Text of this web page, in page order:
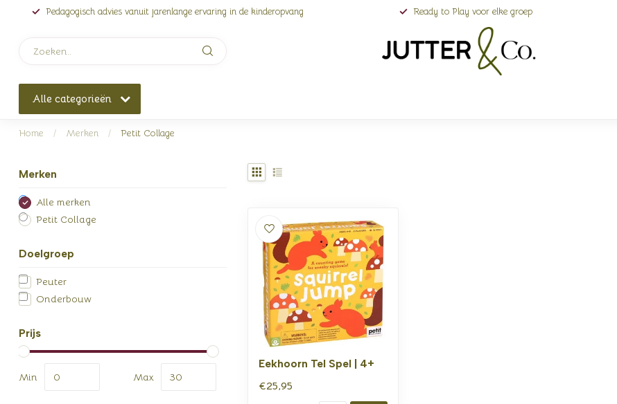
Pedagogisch advies vanuit jarenlange ervaring in de kinderopvang Ready to Play voor elke groep
Alle categorieën
Home / Merken / Petit Collage
Merken
Alle merken
Petit Collage
Doelgroep
Peuter
Onderbouw
Prijs
Min Max
Eekhoorn Tel Spel | 4+
€25,95